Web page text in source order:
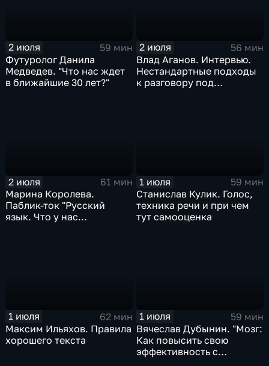
2 июля
59 мин
Футуролог Данила
Медведев. "Что нас ждет
в ближайшие 30 лет?"
2 июля
56 мин
Влад Аганов. Интервью.
Нестандартные подходы
к разговору под
2 июля
61 мин
Марина Королева.
Паблик-ток "Русский
язык. Что у нас
1 июля
59 мин
Станислав Кулик. Голос,
техника речи и при чем
тут самооценка
1 июля
62 мин
Максим Ильяхов. Правила
хорошего текста
1 июля
59 мин
Вячеслав Дубынин. "Мозг:
Как повысить свою
эффективность с